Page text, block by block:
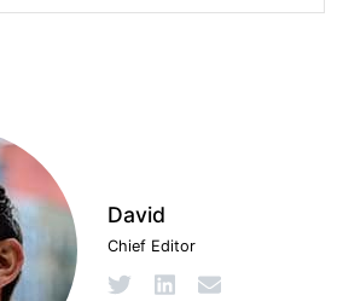
David
Chief Editor